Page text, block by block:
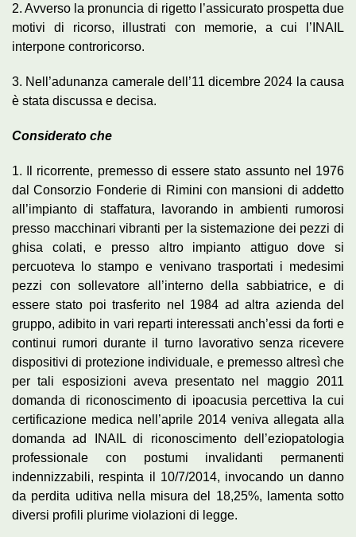
2. Avverso la pronuncia di rigetto l’assicurato prospetta due
motivi di ricorso, illustrati con memorie, a cui l’INAIL
interpone controricorso.
3. Nell’adunanza camerale dell’11 dicembre 2024 la causa
è stata discussa e decisa.
Considerato che
1. Il ricorrente, premesso di essere stato assunto nel 1976
dal Consorzio Fonderie di Rimini con mansioni di addetto
all’impianto di staffatura, lavorando in ambienti rumorosi
presso macchinari vibranti per la sistemazione dei pezzi di
ghisa colati, e presso altro impianto attiguo dove si
percuoteva lo stampo e venivano trasportati i medesimi
pezzi con sollevatore all’interno della sabbiatrice, e di
essere stato poi trasferito nel 1984 ad altra azienda del
gruppo, adibito in vari reparti interessati anch’essi da forti e
continui rumori durante il turno lavorativo senza ricevere
dispositivi di protezione individuale, e premesso altresì che
per tali esposizioni aveva presentato nel maggio 2011
domanda di riconoscimento di ipoacusia percettiva la cui
certificazione medica nell’aprile 2014 veniva allegata alla
domanda ad INAIL di riconoscimento dell’eziopatologia
professionale con postumi invalidanti permanenti
indennizzabili, respinta il 10/7/2014, invocando un danno
da perdita uditiva nella misura del 18,25%, lamenta sotto
diversi profili plurime violazioni di legge.